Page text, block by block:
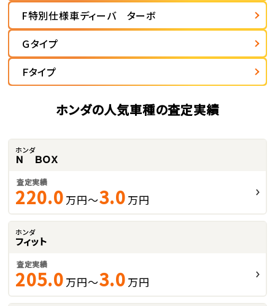
F特別仕様車ディーバ ターボ
Ｇタイプ
Ｆタイプ
ホンダの人気車種の査定実績
ホンダ
Ｎ ＢＯＸ
査定実績
220.0 万円～3.0 万円
ホンダ
フィット
査定実績
205.0 万円～3.0 万円